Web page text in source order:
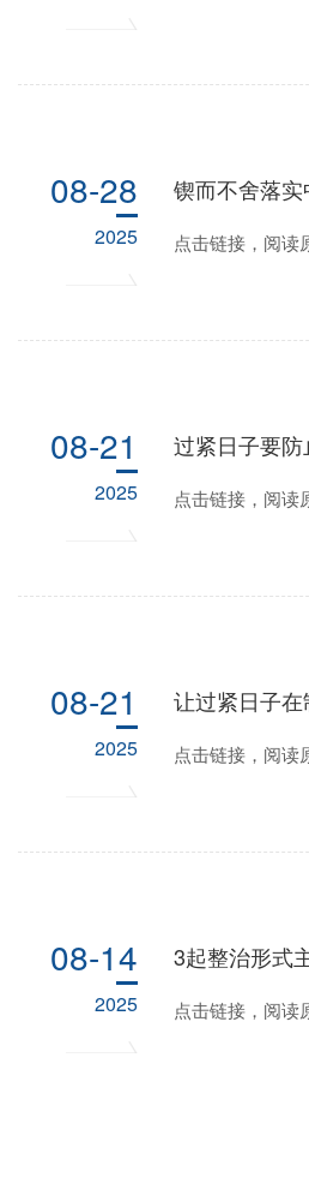
08-28
2025
锲而不舍落
点击链接，阅读
08-21
2025
过紧日子要
点击链接，阅读
08-21
2025
让过紧日子
点击链接，阅读
08-14
2025
3起整治形式
点击链接，阅读